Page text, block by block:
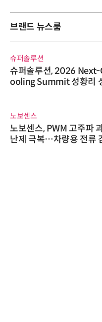
브랜드 뉴스룸
슈퍼솔루션
슈퍼솔루션, 2026 Next-
ooling Summit 성황리
노보센스
노보센스, PWM 고주파
난제 극복…차량용 전류